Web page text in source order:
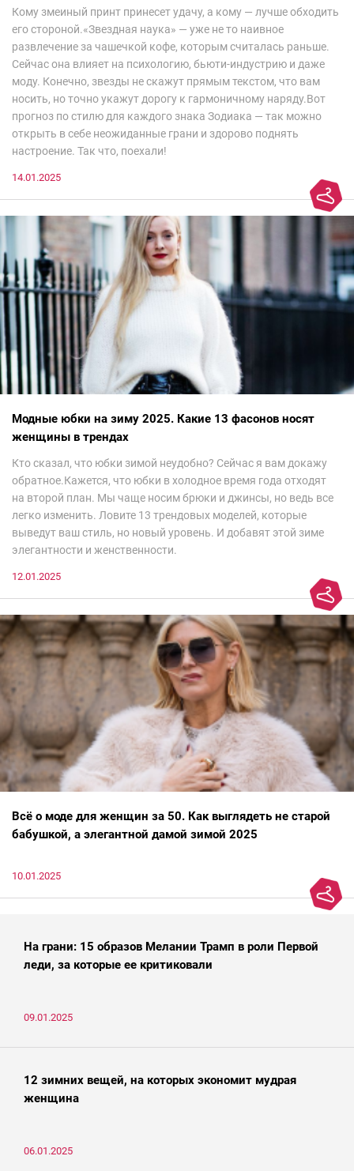
Кому змеиный принт принесет удачу, а кому — лучше обходить
его стороной.«Звездная наука» — уже не то наивное
развлечение за чашечкой кофе, которым считалась раньше.
Сейчас она влияет на психологию, бьюти-индустрию и даже
моду. Конечно, звезды не скажут прямым текстом, что вам
носить, но точно укажут дорогу к гармоничному наряду.Вот
прогноз по стилю для каждого знака Зодиака — так можно
открыть в себе неожиданные грани и здорово поднять
настроение. Так что, поехали!
14.01.2025
Модные юбки на зиму 2025. Какие 13 фасонов носят
женщины в трендах
Кто сказал, что юбки зимой неудобно? Сейчас я вам докажу
обратное.Кажется, что юбки в холодное время года отходят
на второй план. Мы чаще носим брюки и джинсы, но ведь все
легко изменить. Ловите 13 трендовых моделей, которые
выведут ваш стиль, но новый уровень. И добавят этой зиме
элегантности и женственности.
12.01.2025
Всё о моде для женщин за 50. Как выглядеть не старой
бабушкой, а элегантной дамой зимой 2025
10.01.2025
На грани: 15 образов Мелании Трамп в роли Первой
леди, за которые ее критиковали
09.01.2025
12 зимних вещей, на которых экономит мудрая
женщина
06.01.2025